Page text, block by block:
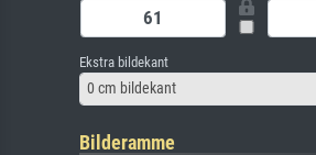
Ekstra bildekant
0 cm bildekant
Bilderamme